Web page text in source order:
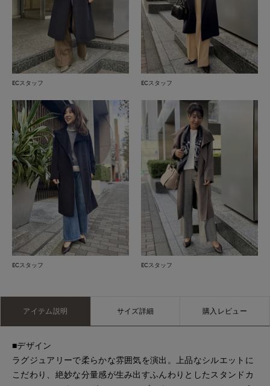
ECスタッフ ECスタッフ
ECスタッフ ECスタッフ
アイテム説明 サイズ詳細 購入レビュー
■デザイン
ラグジュアリーで柔らかな雰囲気を演出。上品なシルエットに
こだわり、絶妙な分量感が生み出すふんわりとしたスタンドカ